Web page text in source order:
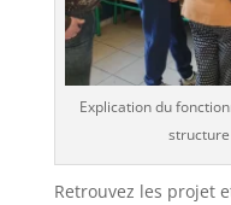
Explication du
Retrouvez les projet